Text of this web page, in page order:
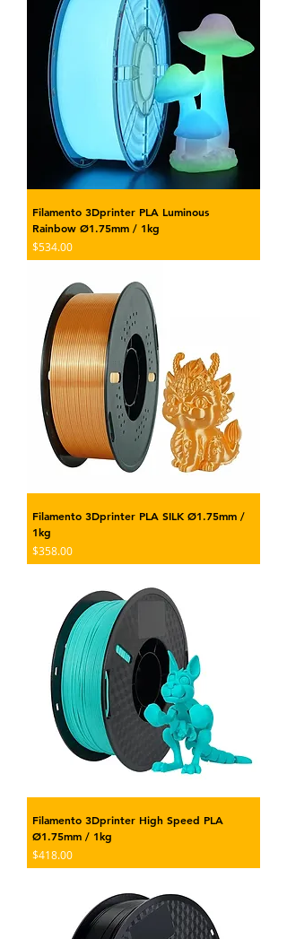
Filamento 3Dprinter PLA Luminous
Rainbow Ø1.75mm / 1kg
Precio
$534.00
Filamento 3Dprinter PLA SILK Ø1.75mm /
1kg
Precio
$358.00
Filamento 3Dprinter High Speed PLA
Ø1.75mm / 1kg
Precio
$418.00